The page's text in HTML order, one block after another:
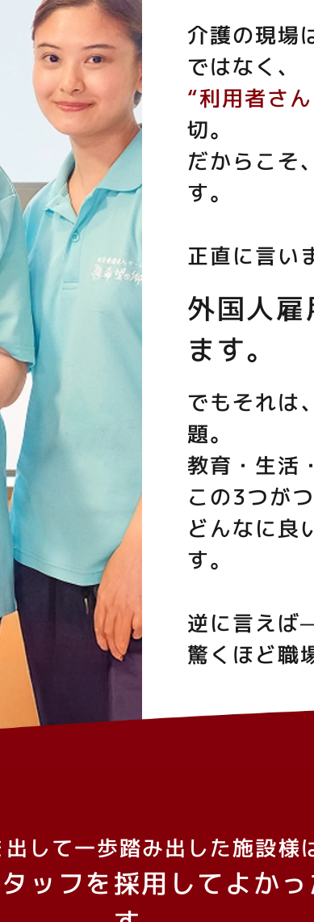
介護の現場
ではなく、
“利用者さ
切。
だからこそ
す。
正直に言い
外国人
ます。
でもそれは
題。
教育・生活
この3つが
どんなに良
す。
逆に言えば
驚くほど職
出して一歩踏み出した施設様
ッフを採用してよか